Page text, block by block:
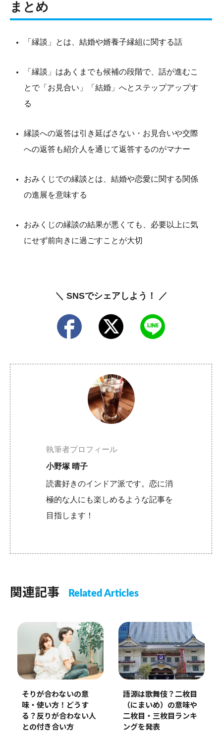
まとめ
「縁談」とは、結婚や婿養子縁組に関する話
「縁談」はあくまでも候補の段階で、話が進むこ
とで「お見合い」「結婚」へとステップアップす
る
縁談への返答は引き延ばさない・お見合いや交際
への返答も紹介人を通じて返答するのがマナー
おみくじでの縁談とは、結婚や恋愛に関する関係
の進展を意味する
おみくじの縁談の結果が悪くても、必要以上に気
にせず前向きに過ごすことが大切
＼ SNSでシェアしよう！ ／
執筆者プロフィール
小野塚 晴子
読書好きのインドア派です。恋に消
極的な人にも楽しめるような記事を
目指します！
関連記事 Related Articles
そりが合わないの意
味・使い方！どうす
る？反りが合わない人
との付き合い方
語源は歌舞伎？二枚目
（にまいめ）の意味や
二枚目・三枚目ランキ
ングを発表